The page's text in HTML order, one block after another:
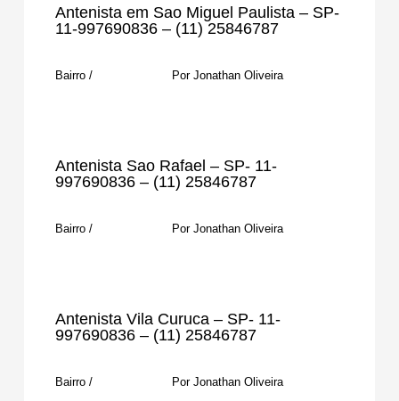
Antenista em Sao Miguel Paulista – SP-
11-997690836 – (11) 25846787
Bairro/ Por Jonathan Oliveira
Antenista Sao Rafael – SP- 11-
997690836 – (11) 25846787
Bairro/ Por Jonathan Oliveira
Antenista Vila Curuca – SP- 11-
997690836 – (11) 25846787
Bairro/ Por Jonathan Oliveira